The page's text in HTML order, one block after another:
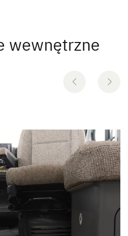
wewnętrzne